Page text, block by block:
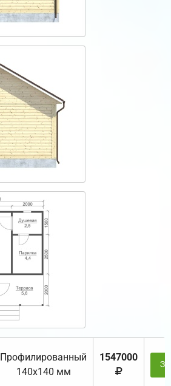
Профилированный
140х140 мм
1547000